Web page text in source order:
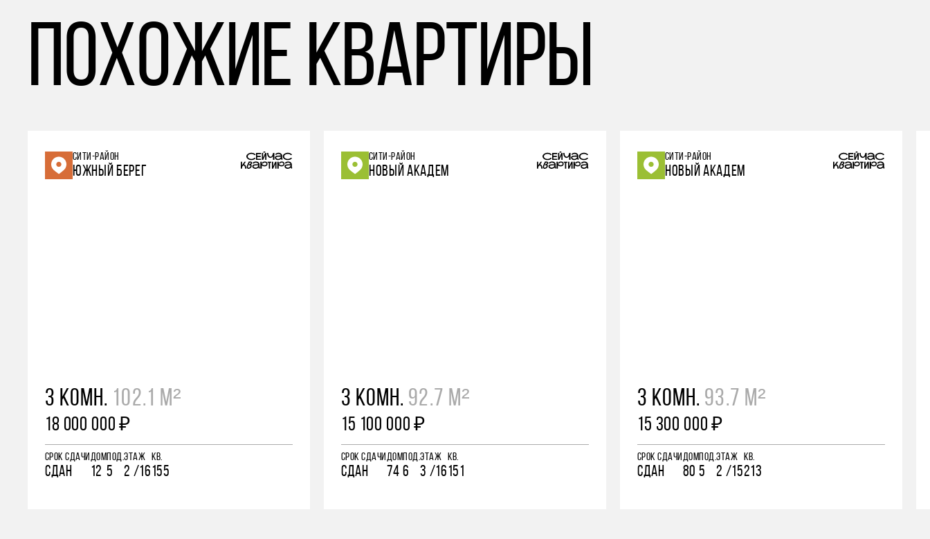
похожие квартиры
СИТИ-РАЙОН
ЮЖНЫЙ БЕРЕГ
3 КОМН. 102.1 М²
18 000 000 ₽
СРОК СДАЧИ
СДАН
ДОМ
12
ПОД.
5
ЭТАЖ
2 /16
КВ.
155
СИТИ-РАЙОН
НОВЫЙ АКАДЕМ
3 КОМН. 92.7 М²
15 100 000 ₽
СРОК СДАЧИ
СДАН
ДОМ
74
ПОД.
6
ЭТАЖ
3 /16
КВ.
151
СИТИ-РАЙОН
НОВЫЙ АКАДЕМ
3 КОМН. 93.7 М²
15 300 000 ₽
СРОК СДАЧИ
СДАН
ДОМ
80
ПОД.
5
ЭТАЖ
2 /15
КВ.
213